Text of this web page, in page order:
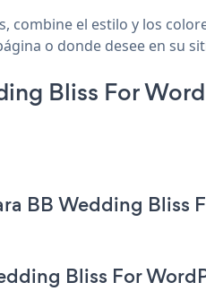
combine el estilo y los
o donde desee en su
Bliss For
BB Wedding Bliss
Bliss For